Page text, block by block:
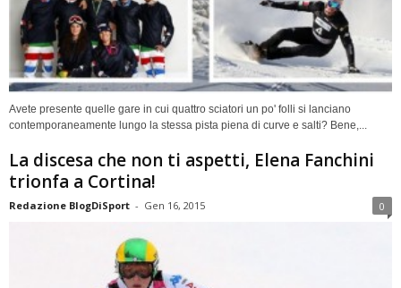
Avete presente quelle gare in cui quattro sciatori un po' folli si lanciano
contemporaneamente lungo la stessa pista piena di curve e salti? Bene,...
La discesa che non ti aspetti, Elena Fanchini
trionfa a Cortina!
Redazione BlogDiSport - Gen 16, 2015 0